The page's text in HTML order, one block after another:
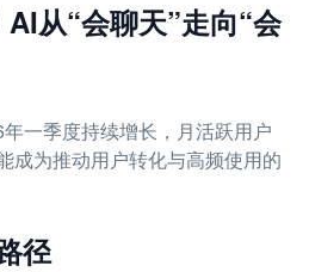
从“会聊天”走向“会
一季度持续增长，月活跃用户
成为推动用户转化与高频使用的
径